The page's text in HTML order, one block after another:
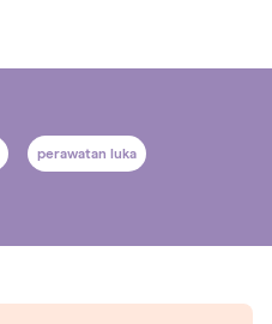
perawatan luka